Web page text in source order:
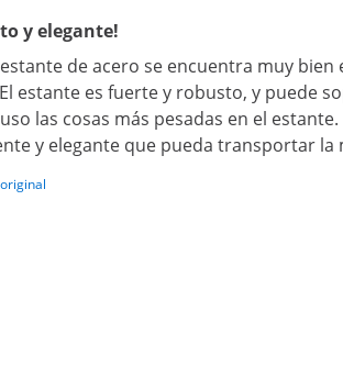
y elegante!
de acero se encuentra muy
estante es fuerte y robusto, y puede
las cosas más pesadas en el
y elegante que pueda transportar la